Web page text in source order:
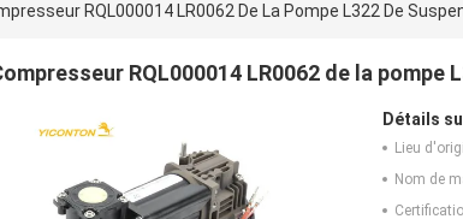
RQL000014 LR0062 De La Pompe L322 De
RQL000014 LR0062 de la
Détails
Lieu
Nom de